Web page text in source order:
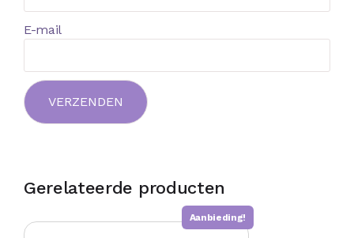
E-mail
Gerelateerde producten
Aanbieding!